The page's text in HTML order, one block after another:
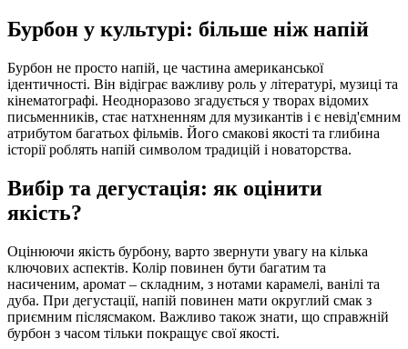
Бурбон у культурі: більше ніж напій
Бурбон не просто напій, це частина американської
ідентичності. Він відіграє важливу роль у літературі, музиці та
кінематографі. Неодноразово згадується у творах відомих
письменників, стає натхненням для музикантів і є невід'ємним
атрибутом багатьох фільмів. Його смакові якості та глибина
історії роблять напій символом традицій і новаторства.
Вибір та дегустація: як оцінити
якість?
Оцінюючи якість бурбону, варто звернути увагу на кілька
ключових аспектів. Колір повинен бути багатим та
насиченим, аромат – складним, з нотами карамелі, ванілі та
дуба. При дегустації, напій повинен мати округлий смак з
приємним післясмаком. Важливо також знати, що справжній
бурбон з часом тільки покращує свої якості.